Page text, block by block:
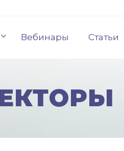
Вебинары Статьи